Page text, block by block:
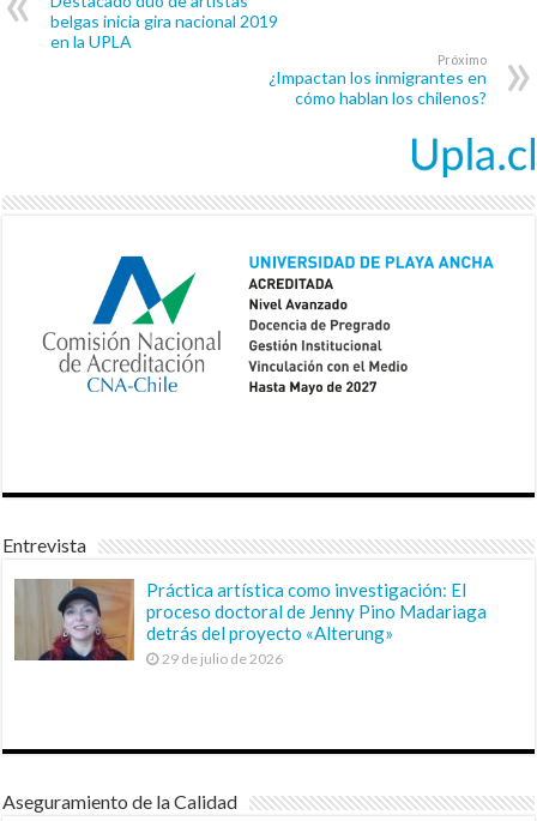
belgas inicia gira nacional 2019
en la UPLA
Próximo
¿Impactan los inmigrantes en
cómo hablan los chilenos?
Entrevista
Práctica artística como investigación: El
proceso doctoral de Jenny Pino Madariaga
detrás del proyecto «Alterung»
29 de julio de 2026
Aseguramiento de la Calidad